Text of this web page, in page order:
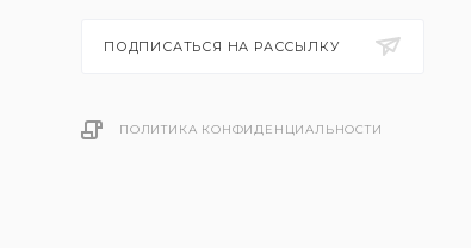
ПОДПИСАТЬСЯ НА РАССЫЛКУ
ПОЛИТИКА КОНФИДЕНЦИАЛЬНОСТИ